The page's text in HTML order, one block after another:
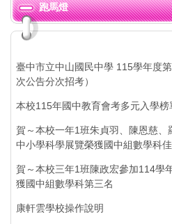
跑馬燈
臺中市立中山國民中學 115學年度
次公告分次招考）
本校115年國中教育會考多元入學榜
賀～本校一年1班朱貞羽、陳恩慈
中小學科學展覽榮獲國中組數學科
賀～本校三年1班陳政宏參加114學
獲國中組數學科第三名
康軒雲學校操作說明